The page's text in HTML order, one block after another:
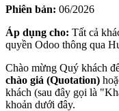
Phiên bản: 06/2026
Áp dụng cho: Tất cả
quyền Odoo thông qua
Chào mừng Quý khách
chào giá (Quotation)
khách (sau đây gọi là
khoản dưới đây.